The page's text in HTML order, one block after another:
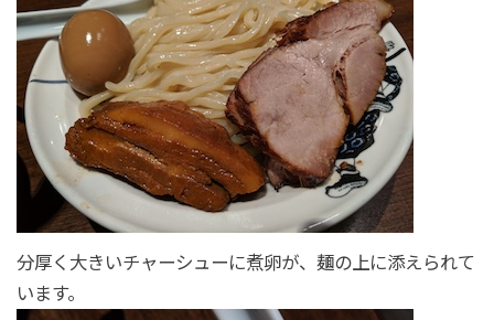
分厚く大きいチャーシューに煮卵が、麺の上に添えられて
います。